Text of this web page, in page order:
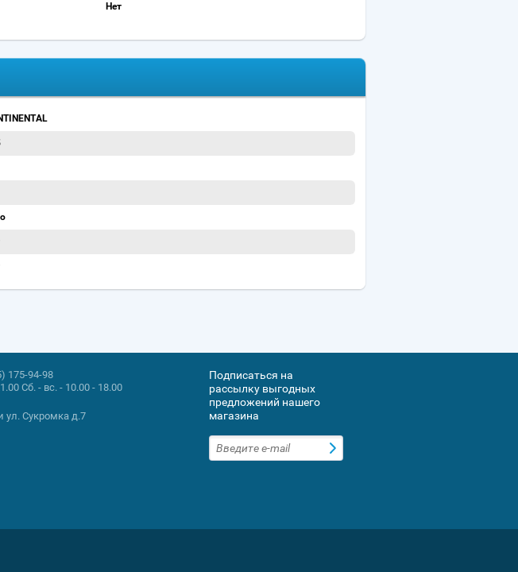
Нет
Подписаться на
рассылку выгодных
предложений нашего
магазина
175-94-98
Сб. - вс. - 10.00 - 18.00
ул. Сукромка д.7